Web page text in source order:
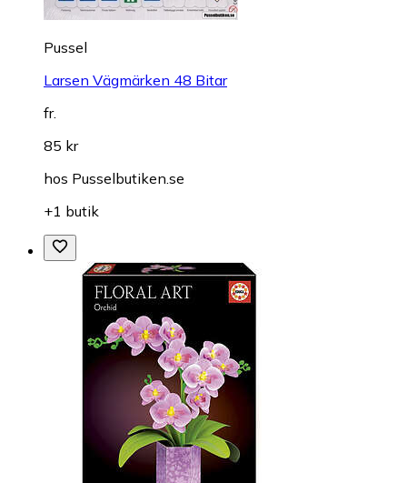
Pussel
Larsen Vägmärken 48 Bitar
fr.
85 kr
hos Pusselbutiken.se
+1 butik